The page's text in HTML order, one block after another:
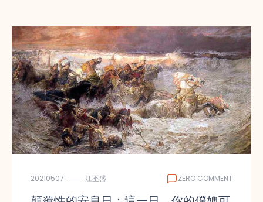
20210507 江丕盛 ZERO COMMENT